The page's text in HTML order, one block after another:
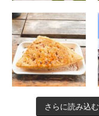
さらに読み込む